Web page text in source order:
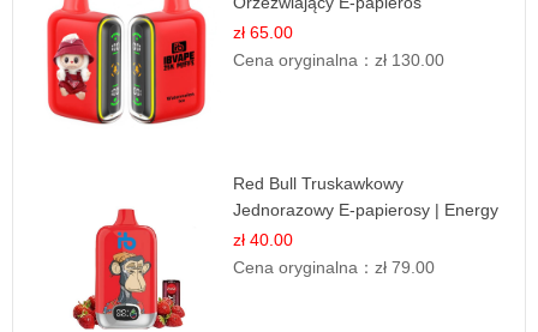
Jednorazowy
zł 65.00
Cena oryginalna：zł 130.00
Red Bull Truskawkowy
Jednorazowy E-papierosy | Energy
Drink Smak
zł 40.00
Cena oryginalna：zł 79.00